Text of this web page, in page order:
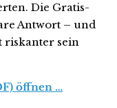
Die Gratis-
Antwort – und
riskanter sein
öffnen …